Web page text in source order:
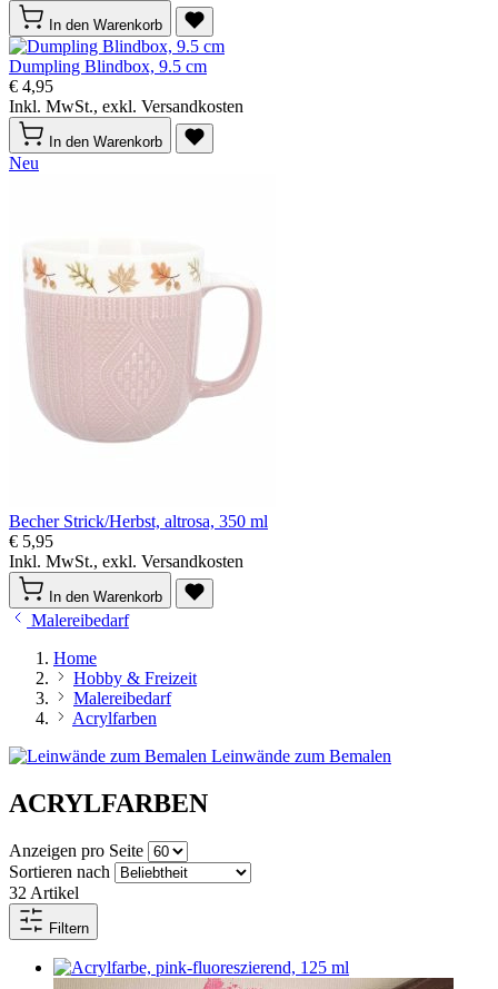
In den Warenkorb
Dumpling Blindbox, 9.5 cm
€ 4,95
Inkl. MwSt., exkl. Versandkosten
In den Warenkorb
Neu
Becher Strick/Herbst, altrosa, 350 ml
€ 5,95
Inkl. MwSt., exkl. Versandkosten
In den Warenkorb
Malereibedarf
Home
Hobby & Freizeit
Malereibedarf
Acrylfarben
Leinwände zum Bemalen
ACRYLFARBEN
Anzeigen pro Seite
Sortieren nach
32 Artikel
Filtern